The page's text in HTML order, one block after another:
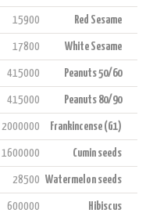
Red Sesame
15900
White Sesame
17800
Peanuts 50/60
415000
Peanuts 80/90
415000
Frankincense (G1)
2000000
Cumin seeds
1600000
Watermelon seeds
28500
Hibiscus
600000